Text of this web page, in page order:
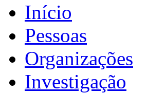
Início
Pessoas
Organizações
Investigação